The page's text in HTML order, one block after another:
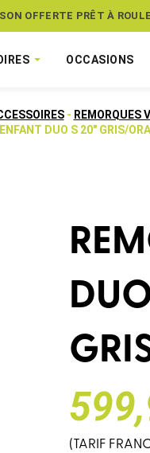
OFFERTE PRÊT À
VOTRE VÉLO CONTRE LE
OCCASIONS
- REMORQUES
DUO S 20″ GRIS/
(TARIF